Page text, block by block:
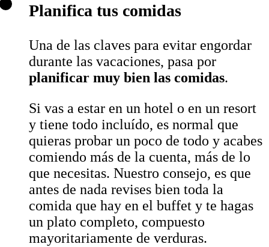
Planifica tus comidas
Una de las claves para evitar engordar
durante las vacaciones, pasa por
planificar muy bien las comidas.
Si vas a estar en un hotel o en un resort
y tiene todo incluído, es normal que
quieras probar un poco de todo y acabes
comiendo más de la cuenta, más de lo
que necesitas. Nuestro consejo, es que
antes de nada revises bien toda la
comida que hay en el buffet y te hagas
un plato completo, compuesto
mayoritariamente de verduras.